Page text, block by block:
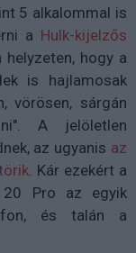
5 alkalommal is
a Hulk-kijelzős
hogy a
is hajlamosak
vörösen, sárgán
A jelöletlen
az ugyanis az
. Kár ezekért a
20 Pro az egyik
és talán a